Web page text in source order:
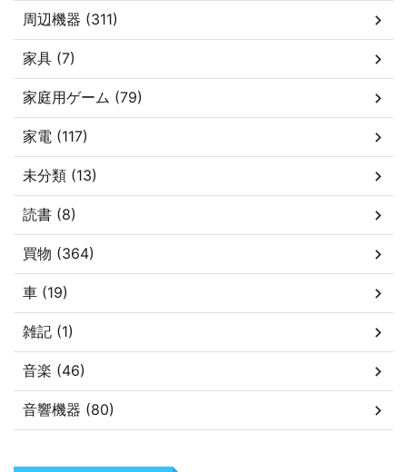
周辺機器 (311)
家具 (7)
家庭用ゲーム (79)
家電 (117)
未分類 (13)
読書 (8)
買物 (364)
車 (19)
雑記 (1)
音楽 (46)
音響機器 (80)